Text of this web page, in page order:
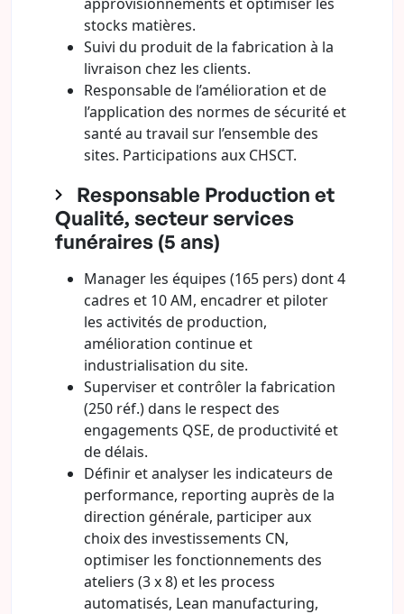
stocks matières.
Suivi du produit de la fabrication à la
livraison chez les clients.
Responsable de l’amélioration et de
l’application des normes de sécurité et
santé au travail sur l’ensemble des
sites. Participations aux CHSCT.
Responsable Production et
Qualité, secteur services
funéraires (5 ans)
Manager les équipes (165 pers) dont 4
cadres et 10 AM, encadrer et piloter
les activités de production,
amélioration continue et
industrialisation du site.
Superviser et contrôler la fabrication
(250 réf.) dans le respect des
engagements QSE, de productivité et
de délais.
Définir et analyser les indicateurs de
performance, reporting auprès de la
direction générale, participer aux
choix des investissements CN,
optimiser les fonctionnements des
ateliers (3 x 8) et les process
automatisés, Lean manufacturing,